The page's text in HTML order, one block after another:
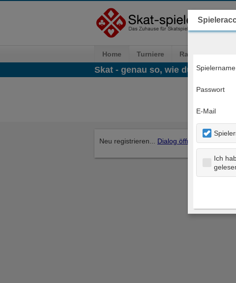
Home Turniere Ranglisten
Skat - genau so, wie du es willst...
Neu registrieren... Dialog öffnen
Spielername
Passwort
E-Mail
Ich